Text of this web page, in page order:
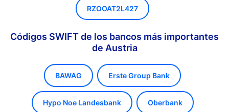
RZOOAT2L427
Códigos SWIFT de los bancos más importantes
de Austria
BAWAG Erste Group Bank
Hypo Noe Landesbank Oberbank